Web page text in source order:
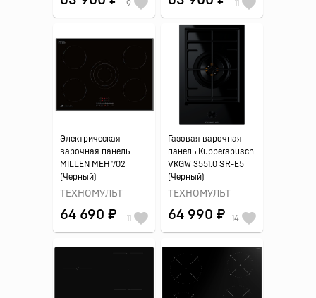
9 11
Электрическая
варочная панель
MILLEN MEH 702
(Черный)
ТЕХНОМУЛЬТ
64 690 ₽ 11
Газовая варочная
панель Kuppersbusch
VKGW 3551.0 SR-E5
(Черный)
ТЕХНОМУЛЬТ
64 990 ₽ 14